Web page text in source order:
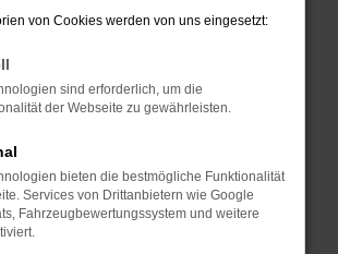
wie Werbeblocker,
Laden bestimmter Seiten
Funktioniert die Seite in einem
Gerät neu.
manchmal helfen, vorübergehende
beheben.
von Cookies werden von uns eingesetzt:
sind erforderlich, um die
der Webseite zu gewährleisten.
bieten die bestmögliche Funktionalität
Services von Drittanbietern wie Google
Fahrzeugbewertungssystem und weitere